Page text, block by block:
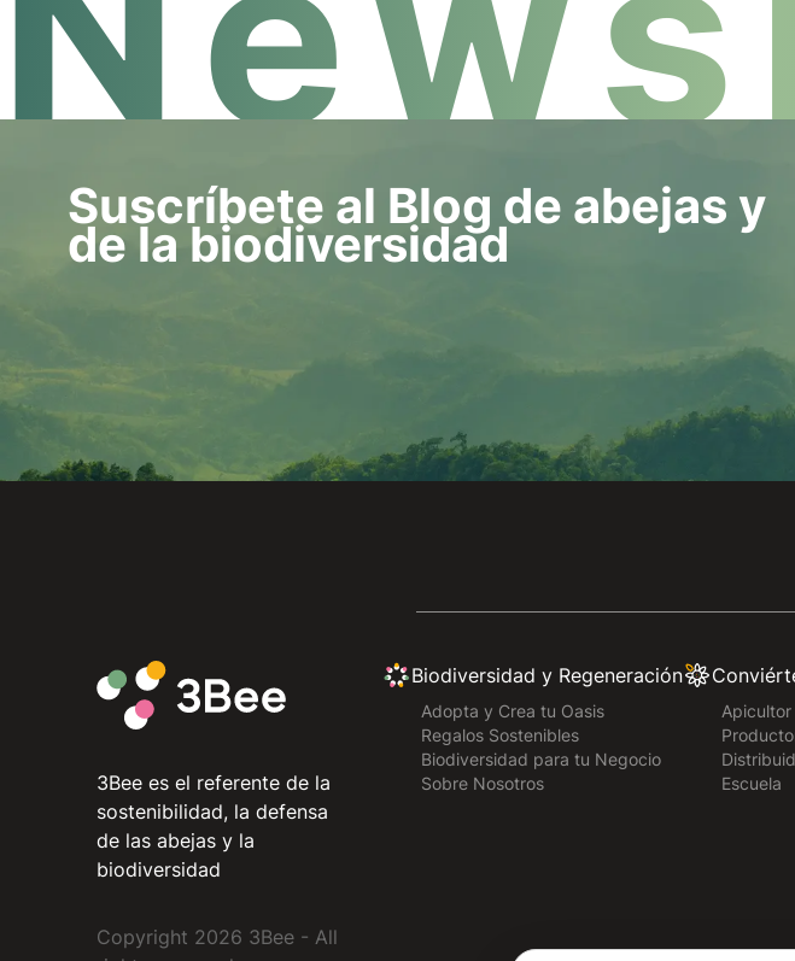
Suscríbete al Blog de abejas y
de la biodiversidad
3Bee es el referente de la
sostenibilidad, la defensa
de las abejas y la
biodiversidad
Copyright 2026 3Bee - All
Biodiversidad y Regeneración
Adopta y Crea tu Oasis
Regalos Sostenibles
Biodiversidad para tu Negocio
Sobre Nosotros
Apicultor
Escuela